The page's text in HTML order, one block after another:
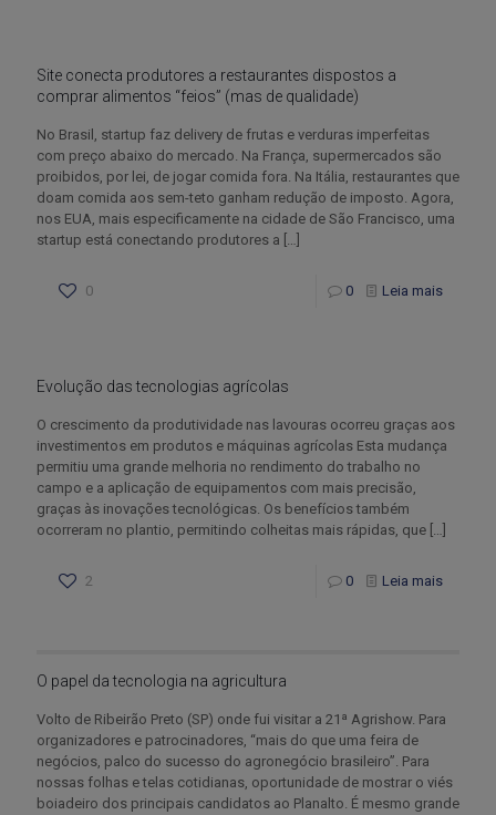
Site conecta produtores a restaurantes dispostos a
comprar alimentos “feios” (mas de qualidade)
No Brasil, startup faz delivery de frutas e verduras imperfeitas
com preço abaixo do mercado. Na França, supermercados são
proibidos, por lei, de jogar comida fora. Na Itália, restaurantes que
doam comida aos sem-teto ganham redução de imposto. Agora,
nos EUA, mais especificamente na cidade de São Francisco, uma
startup está conectando produtores a […]
0 0 Leia mais
Evolução das tecnologias agrícolas
O crescimento da produtividade nas lavouras ocorreu graças aos
investimentos em produtos e máquinas agrícolas Esta mudança
permitiu uma grande melhoria no rendimento do trabalho no
campo e a aplicação de equipamentos com mais precisão,
graças às inovações tecnológicas. Os benefícios também
ocorreram no plantio, permitindo colheitas mais rápidas, que […]
2 0 Leia mais
O papel da tecnologia na agricultura
Volto de Ribeirão Preto (SP) onde fui visitar a 21ª Agrishow. Para
organizadores e patrocinadores, “mais do que uma feira de
negócios, palco do sucesso do agronegócio brasileiro”. Para
nossas folhas e telas cotidianas, oportunidade de mostrar o viés
boiadeiro dos principais candidatos ao Planalto. É mesmo grande